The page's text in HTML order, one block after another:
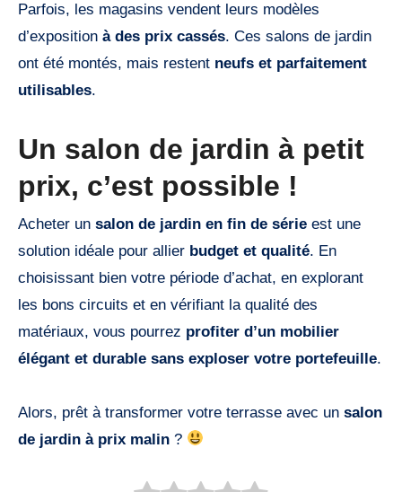
Parfois, les magasins vendent leurs modèles
d’exposition à des prix cassés. Ces salons de jardin
ont été montés, mais restent neufs et parfaitement
utilisables.
Un salon de jardin à petit
prix, c’est possible !
Acheter un salon de jardin en fin de série est une
solution idéale pour allier budget et qualité. En
choisissant bien votre période d’achat, en explorant
les bons circuits et en vérifiant la qualité des
matériaux, vous pourrez profiter d’un mobilier
élégant et durable sans exploser votre portefeuille.
Alors, prêt à transformer votre terrasse avec un salon
de jardin à prix malin ?